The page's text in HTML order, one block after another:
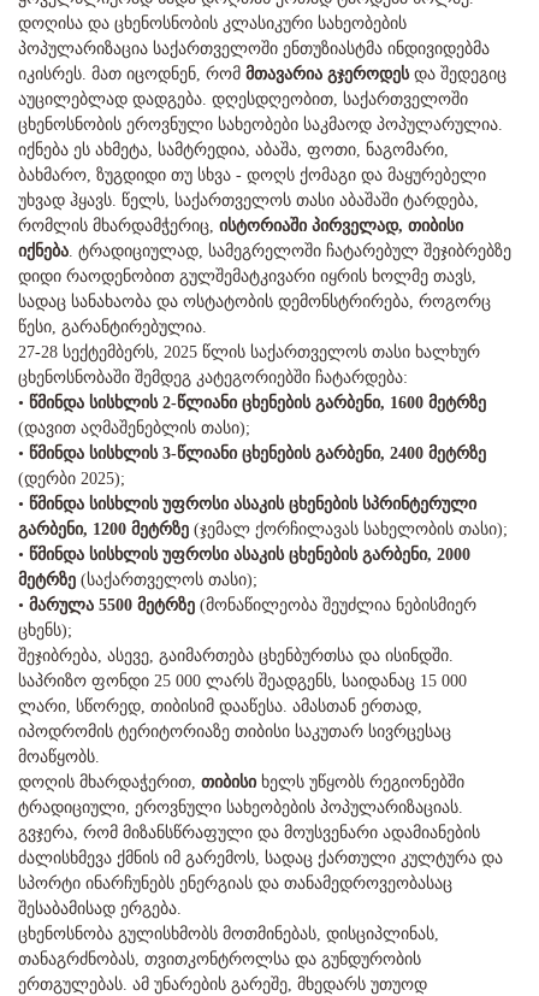
დოღისა და ცხენოსნობის კლასიკური სახეობების
პოპულარიზაცია საქართველოში ენთუზიასტმა ინდივიდებმა
იკისრეს. მათ იცოდნენ, რომ მთავარია გჯეროდესდა შედეგიც
აუცილებლად დადგება. დღესდღეობით, საქართველოში
ცხენოსნობის ეროვნული სახეობები საკმაოდ პოპულარულია.
იქნება ეს ახმეტა, სამტრედია, აბაშა, ფოთი, ნაგომარი,
ბახმარო, ზუგდიდი თუ სხვა - დოღს ქომაგი და მაყურებელი
უხვად ჰყავს. წელს, საქართველოს თასი აბაშაში ტარდება,
რომლის მხარდამჭერიც, ისტორიაში პირველად, თიბისი
იქნება. ტრადიციულად, სამეგრელოში ჩატარებულ შეჯიბრებზე
დიდი რაოდენობით გულშემატკივარი იყრის ხოლმე თავს,
სადაც სანახაობა და ოსტატობის დემონსტრირება, როგორც
წესი, გარანტირებულია.
27-28 სექტემბერს, 2025 წლის საქართველოს თასი ხალხურ
ცხენოსნობაში შემდეგ კატეგორიებში ჩატარდება:
• წმინდა სისხლის 2-წლიანი ცხენების გარბენი, 1600 მეტრზე
(დავით აღმაშენებლის თასი);
• წმინდა სისხლის 3-წლიანი ცხენების გარბენი, 2400 მეტრზე
(დერბი 2025);
• წმინდა სისხლის უფროსი ასაკის ცხენების სპრინტერული
გარბენი, 1200 მეტრზე (ჯემალ ქორჩილავას სახელობის თასი);
• წმინდა სისხლის უფროსი ასაკის ცხენების გარბენი, 2000
მეტრზე (საქართველოს თასი);
• მარულა 5500 მეტრზე (მონაწილეობა შეუძლია ნებისმიერ
ცხენს);
შეჯიბრება, ასევე, გაიმართება ცხენბურთსა და ისინდში.
საპრიზო ფონდი 25 000 ლარს შეადგენს, საიდანაც 15 000
ლარი, სწორედ, თიბისიმ დააწესა. ამასთან ერთად,
იპოდრომის ტერიტორიაზე თიბისი საკუთარ სივრცესაც
მოაწყობს.
დოღის მხარდაჭერით, თიბისი ხელს უწყობს რეგიონებში
ტრადიციული, ეროვნული სახეობების პოპულარიზაციას.
გვჯერა, რომ მიზანსწრაფული და მოუსვენარი ადამიანების
ძალისხმევა ქმნის იმ გარემოს, სადაც ქართული კულტურა და
სპორტი ინარჩუნებს ენერგიას და თანამედროვეობასაც
შესაბამისად ერგება.
ცხენოსნობა გულისხმობს მოთმინებას, დისციპლინას,
თანაგრძნობას, თვითკონტროლსა და გუნდურობის
ერთგულებას. ამ უნარების გარეშე, მხედარს უთუოდ